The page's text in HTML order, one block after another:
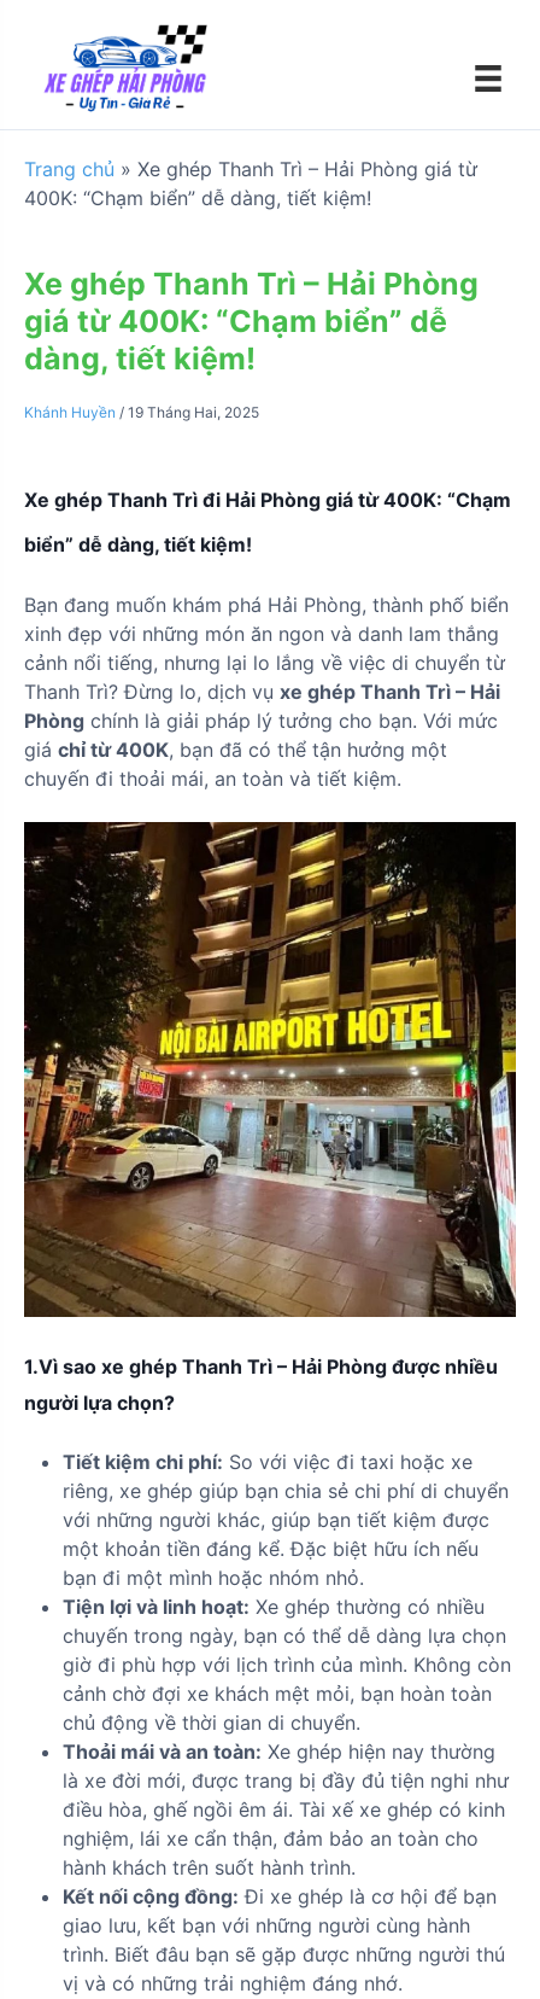
t
Trang chủ » Xe ghép Thanh Trì – Hải Phòng giá từ
400K: “Chạm biển” dễ dàng, tiết kiệm!
Xe ghép Thanh Trì – Hải Phòng
giá từ 400K: “Chạm biển” dễ
dàng, tiết kiệm!
Khánh Huyền / 19 Tháng Hai, 2025
Xe ghép Thanh Trì đi Hải Phòng giá từ 400K: “Chạm
biển” dễ dàng, tiết kiệm!
Bạn đang muốn khám phá Hải Phòng, thành phố biển
xinh đẹp với những món ăn ngon và danh lam thắng
cảnh nổi tiếng, nhưng lại lo lắng về việc di chuyển từ
Thanh Trì? Đừng lo, dịch vụ xe ghép Thanh Trì – Hải
Phòng chính là giải pháp lý tưởng cho bạn. Với mức
giá chỉ từ 400K, bạn đã có thể tận hưởng một
chuyến đi thoải mái, an toàn và tiết kiệm.
1.Vì sao xe ghép Thanh Trì – Hải Phòng được nhiều
người lựa chọn?
Tiết kiệm chi phí: So với việc đi taxi hoặc xe
riêng, xe ghép giúp bạn chia sẻ chi phí di chuyển
với những người khác, giúp bạn tiết kiệm được
một khoản tiền đáng kể. Đặc biệt hữu ích nếu
bạn đi một mình hoặc nhóm nhỏ.
Tiện lợi và linh hoạt: Xe ghép thường có nhiều
chuyến trong ngày, bạn có thể dễ dàng lựa chọn
giờ đi phù hợp với lịch trình của mình. Không còn
cảnh chờ đợi xe khách mệt mỏi, bạn hoàn toàn
chủ động về thời gian di chuyển.
Thoải mái và an toàn: Xe ghép hiện nay thường
là xe đời mới, được trang bị đầy đủ tiện nghi như
điều hòa, ghế ngồi êm ái. Tài xế xe ghép có kinh
nghiệm, lái xe cẩn thận, đảm bảo an toàn cho
hành khách trên suốt hành trình.
Kết nối cộng đồng: Đi xe ghép là cơ hội để bạn
giao lưu, kết bạn với những người cùng hành
trình. Biết đâu bạn sẽ gặp được những người thú
vị và có những trải nghiệm đáng nhớ.